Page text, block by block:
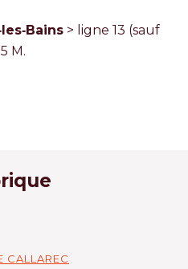
> ligne 13 (sauf
M.
CALLAREC